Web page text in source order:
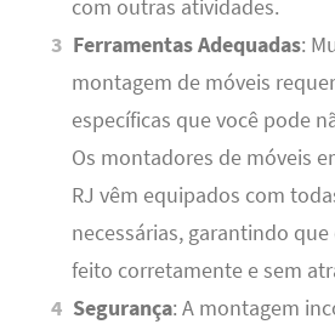
com outras atividades.
Ferramentas Adequadas:
montagem de móveis
específicas que você pode
Os montadores de móveis
RJ vêm equipados com
necessárias, garantindo
feito corretamente e sem
Segurança: A montagem